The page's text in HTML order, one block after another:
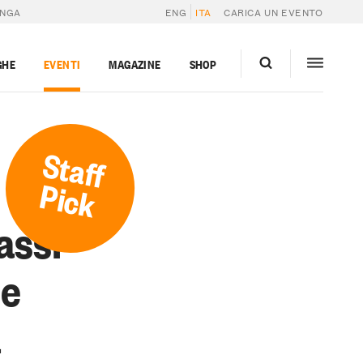
ENG ITA CARICA UN EVENTO
EVENTI MAGAZINE SHOP
Staff
Pick